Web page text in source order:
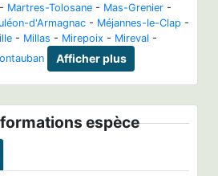
- Martres-Tolosane - Mas-Grenier -
d'Armagnac - Méjannes-le-Clap -
- Millas - Mirepoix - Mireval -
Afficher plus
espèce